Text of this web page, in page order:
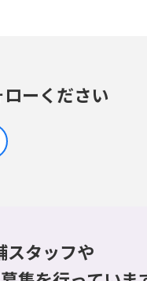
ローください
スタッフや